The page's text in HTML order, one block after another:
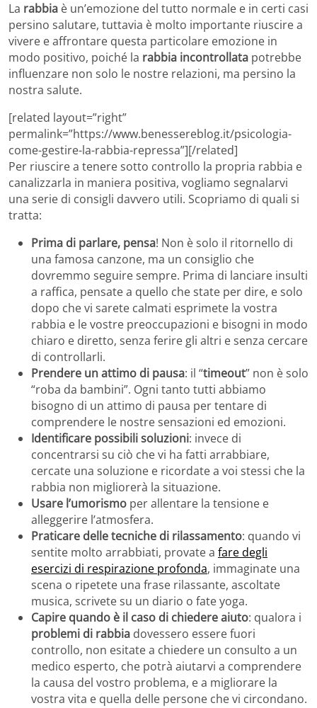
La rabbia è un’emozione del tutto normale e in certi casi
persino salutare, tuttavia è molto importante riuscire a
vivere e affrontare questa particolare emozione in
modo positivo, poiché la rabbia incontrollata potrebbe
influenzare non solo le nostre relazioni, ma persino la
nostra salute.
[related layout=”right”
permalink=”https://www.benessereblog.it/psicologia-
come-gestire-la-rabbia-repressa”][/related]
Per riuscire a tenere sotto controllo la propria rabbia e
canalizzarla in maniera positiva, vogliamo segnalarvi
una serie di consigli davvero utili. Scopriamo di quali si
tratta:
Prima di parlare, pensa! Non è solo il ritornello di
una famosa canzone, ma un consiglio che
dovremmo seguire sempre. Prima di lanciare insulti
a raffica, pensate a quello che state per dire, e solo
dopo che vi sarete calmati esprimete la vostra
rabbia e le vostre preoccupazioni e bisogni in modo
chiaro e diretto, senza ferire gli altri e senza cercare
di controllarli.
Prendere un attimo di pausa: il “timeout” non è solo
“roba da bambini”. Ogni tanto tutti abbiamo
bisogno di un attimo di pausa per tentare di
comprendere le nostre sensazioni ed emozioni.
Identificare possibili soluzioni: invece di
concentrarsi su ciò che vi ha fatti arrabbiare,
cercate una soluzione e ricordate a voi stessi che la
rabbia non migliorerà la situazione.
Usare l’umorismo per allentare la tensione e
alleggerire l’atmosfera.
Praticare delle tecniche di rilassamento: quando vi
sentite molto arrabbiati, provate a fare degli
esercizi di respirazione profonda, immaginate una
scena o ripetete una frase rilassante, ascoltate
musica, scrivete su un diario o fate yoga.
Capire quando è il caso di chiedere aiuto: qualora i
problemi di rabbia dovessero essere fuori
controllo, non esitate a chiedere un consulto a un
medico esperto, che potrà aiutarvi a comprendere
la causa del vostro problema, e a migliorare la
vostra vita e quella delle persone che vi circondano.